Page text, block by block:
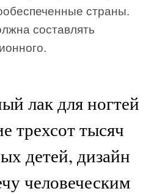
страны.
составлять
лак для ногтей
трехсот тысяч
детей, дизайн
человеческим